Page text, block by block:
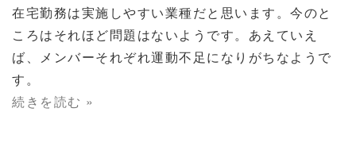
在宅勤務は実施しやすい業種だと思います。今のと
ころはそれほど問題はないようです。あえていえ
ば、メンバーそれぞれ運動不足になりがちなようで
す。
続きを読む »